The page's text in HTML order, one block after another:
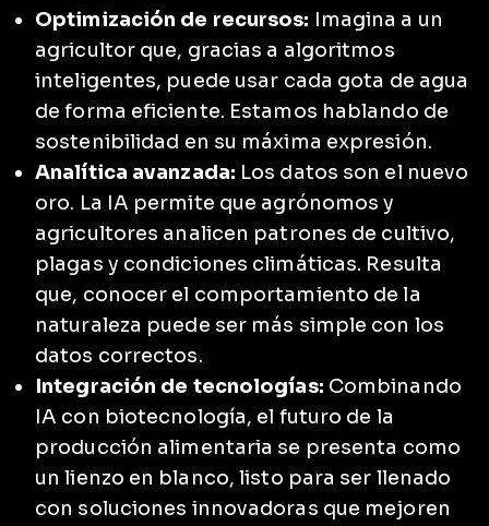
Optimización de recursos: Imagina a un
agricultor que, gracias a algoritmos
inteligentes, puede usar cada gota de agua
de forma eficiente. Estamos hablando de
sostenibilidad en su máxima expresión.
Analítica avanzada: Los datos son el nuevo
oro. La IA permite que agrónomos y
agricultores analicen patrones de cultivo,
plagas y condiciones climáticas. Resulta
que, conocer el comportamiento de la
naturaleza puede ser más simple con los
datos correctos.
Integración de tecnologías: Combinando
IA con biotecnología, el futuro de la
producción alimentaria se presenta como
un lienzo en blanco, listo para ser llenado
con soluciones innovadoras que mejoren